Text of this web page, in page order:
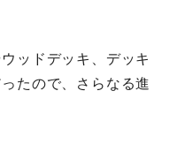
ッドデッキ、デッキ
たので、さらなる進